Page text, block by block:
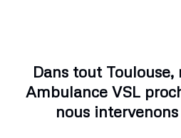
Dans tout Toulouse,
Ambulance VSL
nous